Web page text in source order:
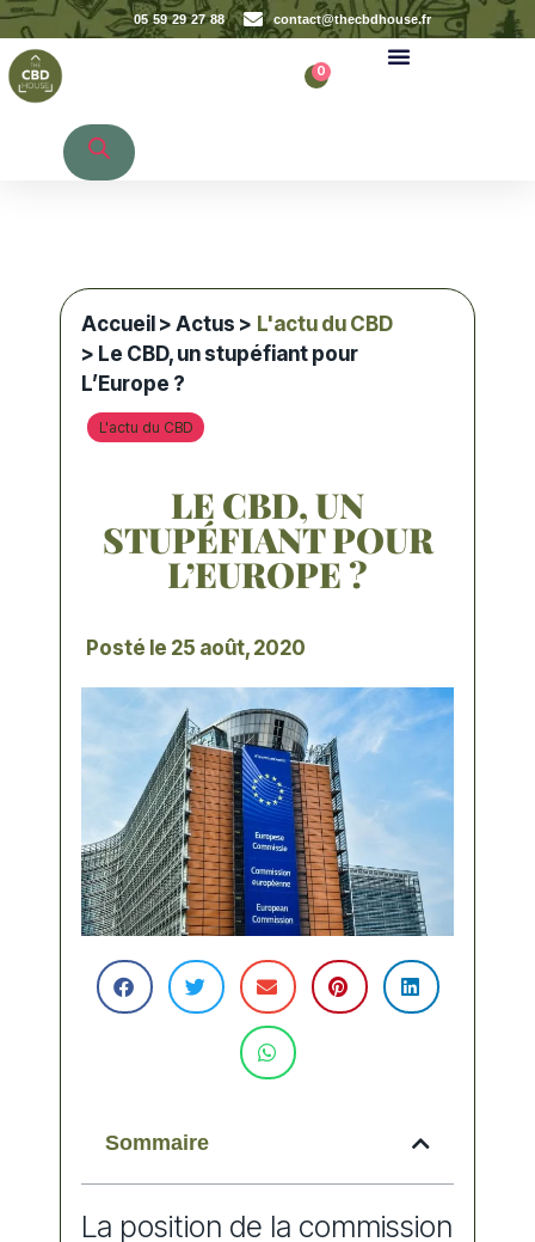
05 59 29 27 88 contact@thecbdhouse.fr
0
Accueil >Actus > L'actu du CBD
> Le CBD, un stupéfiant pour
L’Europe ?
L'actu du CBD
LE CBD, UN
STUPÉFIANT POUR
L’EUROPE ?
Posté le 25 août, 2020
Sommaire
La position de la commission